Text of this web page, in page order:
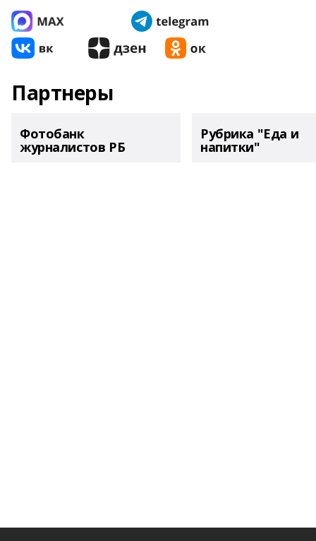
Партнеры
Фотобанк
журналистов РБ
Рубрика "Еда и
напитки"